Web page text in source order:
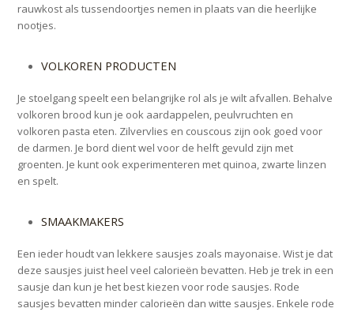
rauwkost als tussendoortjes nemen in plaats van die heerlijke
nootjes.
VOLKOREN PRODUCTEN
Je stoelgang speelt een belangrijke rol als je wilt afvallen. Behalve
volkoren brood kun je ook aardappelen, peulvruchten en
volkoren pasta eten. Zilvervlies en couscous zijn ook goed voor
de darmen. Je bord dient wel voor de helft gevuld zijn met
groenten. Je kunt ook experimenteren met quinoa, zwarte linzen
en spelt.
SMAAKMAKERS
Een ieder houdt van lekkere sausjes zoals mayonaise. Wist je dat
deze sausjes juist heel veel calorieën bevatten. Heb je trek in een
sausje dan kun je het best kiezen voor rode sausjes. Rode
sausjes bevatten minder calorieën dan witte sausjes. Enkele rode